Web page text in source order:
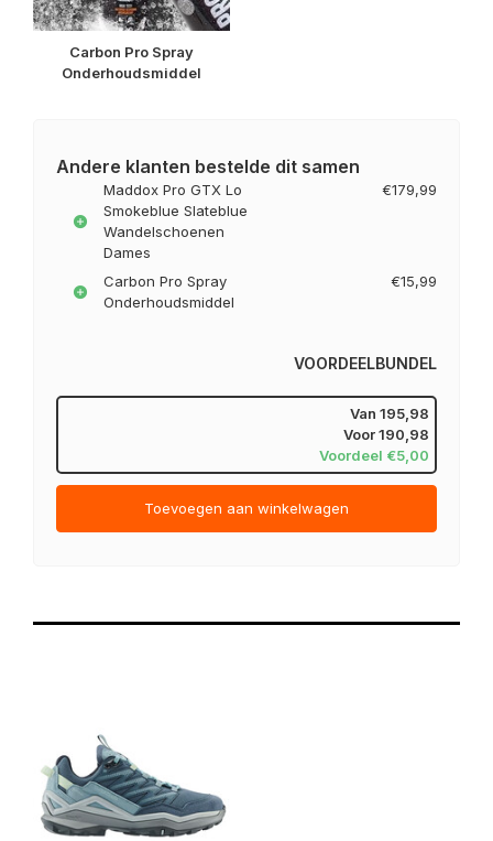
Carbon Pro Spray
Onderhoudsmiddel
Andere klanten bestelde dit samen
Maddox Pro GTX Lo
Smokeblue Slateblue
Wandelschoenen
Dames
€179,99
Carbon Pro Spray
Onderhoudsmiddel
€15,99
VOORDEELBUNDEL
Van 195,98
Voor190,98
Voordeel €5,00
Toevoegen aan winkelwagen